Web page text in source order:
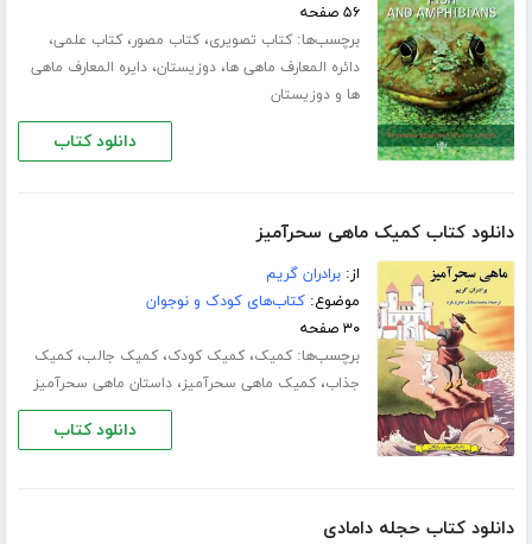
۵۶ صفحه
برچسب‌ها:کتاب تصویری،کتاب مصور،کتاب علمی،
دائره المعارف ماهی ها،دوزیستان،دایره المعارف ماهی
ها و دوزیستان
دانلود کتاب
دانلود کتاب کمیک ماهی سحرآمیز
از:برادران گریم
موضوع:کتاب‌های کودک و نوجوان
۳۰ صفحه
برچسب‌ها:کمیک،کمیک کودک،کمیک جالب،کمیک
جذاب،کمیک ماهی سحرآمیز،داستان ماهی سحرآمیز
دانلود کتاب
دانلود کتاب حجله دامادی